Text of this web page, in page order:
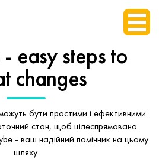
easy stepsto
changes
бути простими і ефективними.
стан, щоб цілеспрямовано
- ваш надійний помічник на цьому
шляху.